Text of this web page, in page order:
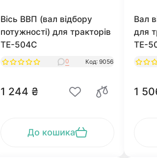
Вісь ВВП (вал відбору
потужності) для тракторів
ТЕ-504С
0 Код: 9056
1 244 ₴
До кошика
Вал
для
ТЕ-
1